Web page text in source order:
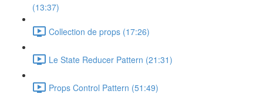
(13:37)
Collection de props (17:26)
Le State Reducer Pattern (21:31)
Props Control Pattern (51:49)